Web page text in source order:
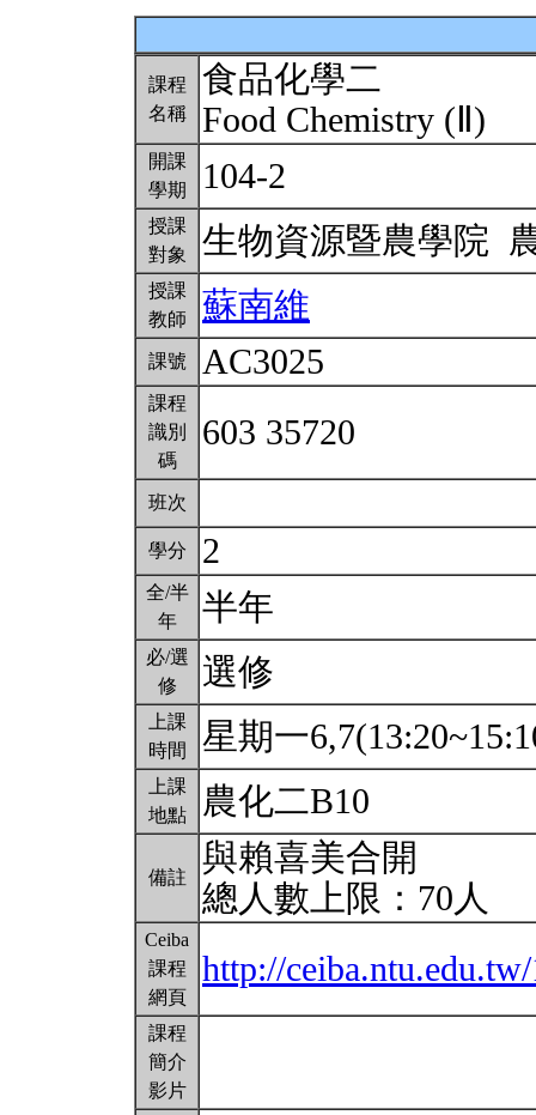
課程
名稱
食品化學二
Food Chemistry (Ⅱ)
開課
學期
104-2
授課
對象
生物資源暨農學院
授課
教師
蘇南維
課號 AC3025
課程
識別
碼
603 35720
班次
學分 2
全/半
年
半年
必/選
修
選修
上課
時間
星期一
上課
地點
農化二B10
備註
與賴喜美合開
總人數上限：70人
Ceiba
課程
網頁
http://
課程
簡介
影片